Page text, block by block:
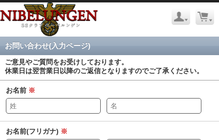
お問い合わせ(入力ページ)
ご意見やご質問をお受けしております。
休業日は翌営業日以降のご返信となりますのでご了承ください。
お名前 ※
お名前(フリガナ) ※